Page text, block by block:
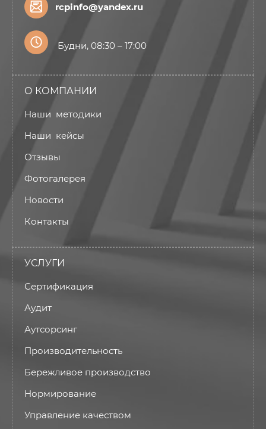
rcpinfo@yandex.ru
Будни, 08:30 – 17:00
О КОМПАНИИ
Наши методики
Наши кейсы
Отзывы
Фотогалерея
Новости
Контакты
УСЛУГИ
Сертификация
Аудит
Аутсорсинг
Производительность
Бережливое производство
Нормирование
Управление качеством